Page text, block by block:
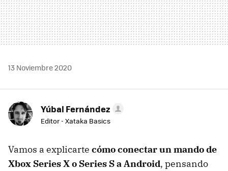
13 Noviembre 2020
Yúbal Fernández
Editor - Xataka Basics
Vamos a explicarte cómo conectar un mando de
Xbox Series X o Series S a Android, pensando